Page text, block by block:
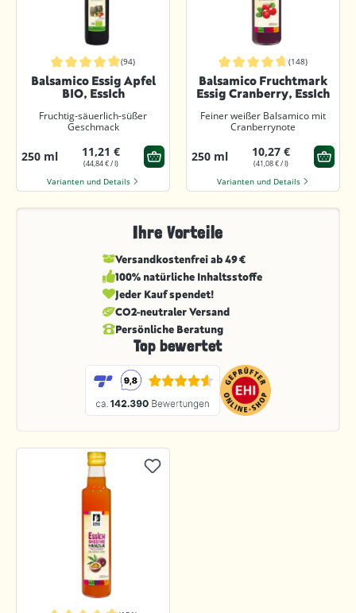
Durchschnittliche Bewertung von 4.9 von 5 Sternen
(94)
Balsamico Essig Apfel
BIO, EssIch
Fruchtig-säuerlich-süßer
Geschmack
250 ml 11,21 €
(44,84 € / l)
Varianten und Details
Durchschnittliche Bewertung von
(148)
Balsamico Fruchtmark
Essig Cranberry, EssIch
Feiner weißer Balsamico mit
Cranberrynote
250 ml 10,27 €
(41,08 € / l)
Varianten und Details
Ihre Vorteile
Versandkostenfrei ab 49 €
100% natürliche Inhaltsstoffe
Jeder Kauf spendet!
CO2-neutraler Versand
Persönliche Beratung
Top bewertet